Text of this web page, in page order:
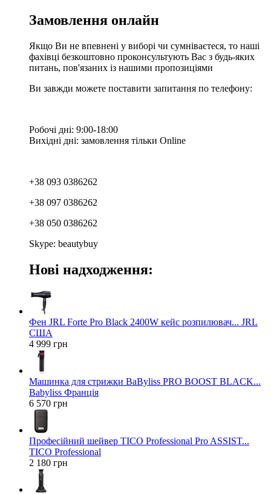
Замовлення онлайн
Якщо Ви не впевнені у виборі чи сумніваєтеся, то наші
фахівці безкоштовно проконсультують Вас з будь-яких
питань, пов'язаних із нашими пропозиціями
Ви завжди можете поставити запитання по телефону:
Робочі дні: 9:00-18:00
Вихідні дні: замовлення тільки Online
+38 093 0386262
+38 097 0386262
+38 050 0386262
Skype: beautybuy
Нові надходження:
Фен JRL Forte Pro Black 2400W кейс розпилювач... JRL
США
4 999 грн
Машинка для стрижки BaByliss PRO BOOST BLACK...
Babyliss Франція
6 570 грн
Професійний шейвер TICO Professional Pro ASSIST...
TICO Professional
2 180 грн